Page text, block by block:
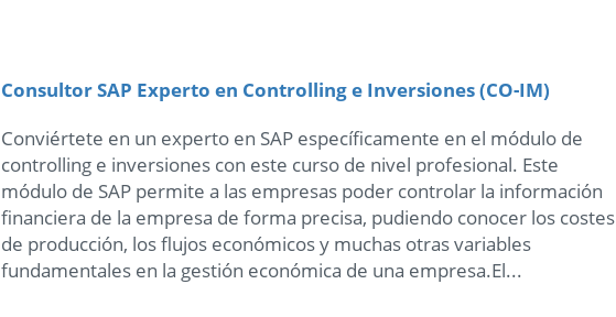
Consultor SAP Experto en Controlling e Inversiones (CO-IM)
Conviértete en un experto en SAP específicamente en el módulo de
controlling e inversiones con este curso de nivel profesional. Este
módulo de SAP permite a las empresas poder controlar la información
financiera de la empresa de forma precisa, pudiendo conocer los costes
de producción, los flujos económicos y muchas otras variables
fundamentales en la gestión económica de una empresa.El...